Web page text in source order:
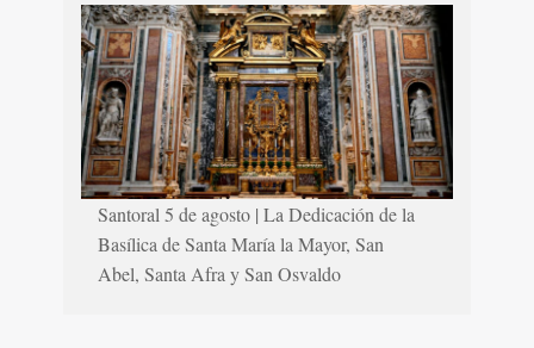
Santoral 5 de agosto | La Dedicación de la
Basílica de Santa María la Mayor, San
Abel, Santa Afra y San Osvaldo